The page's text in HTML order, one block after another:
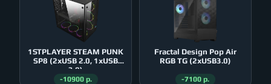
1STPLAYER STEAM PUNK
SP8 (2xUSB 2.0, 1xUSB
3.0)
-10900 р.
Fractal Design Pop Air
RGB TG (2xUSB3.0)
-7100 р.